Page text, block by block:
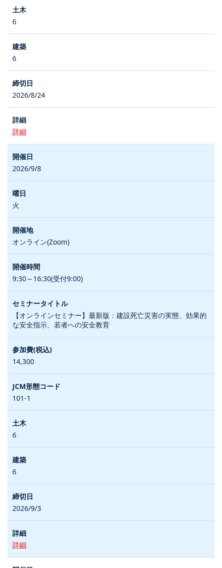
6
6
2026/8/24
詳細
2026/9/8
火
オンライン(Zoom)
9:30～16:30(受付9:00)
【オンラインセミナー】最新版：建設死亡災害の実態、効果的
な安全指示、若者への安全教育
14,300
101-1
6
6
2026/9/3
詳細